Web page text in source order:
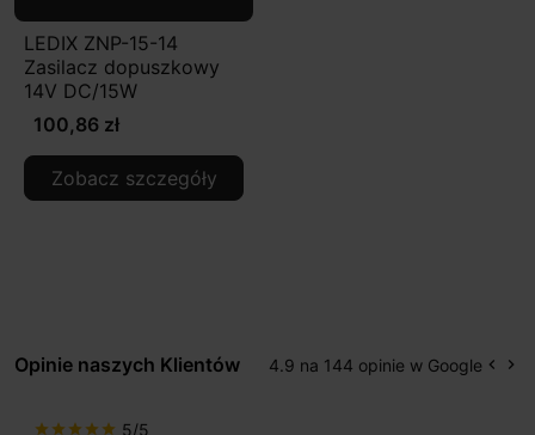
LEDIX ZNP-15-14
Zasilacz dopuszkowy
14V DC/15W
100,86 zł
Zobacz szczegóły
Opinie naszych Klientów 4.9 na 144 opinie w Google keyboard_arrow_left keyboard_arrow_right
star star star star star 5/5